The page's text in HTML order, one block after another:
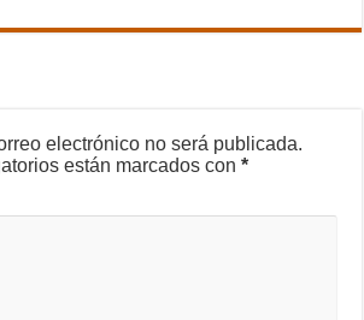
electrónico no será publicada.
están marcados con*